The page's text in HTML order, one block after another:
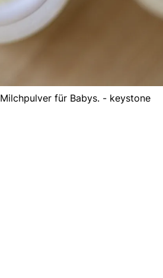
Milchpulver für Babys. - keystone